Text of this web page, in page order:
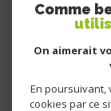
Comme
On aimerait
En poursuivant,
cookies par ce